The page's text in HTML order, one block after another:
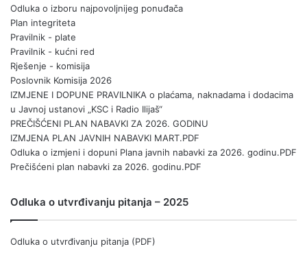
Odluka o izboru najpovoljnijeg ponuđača
Plan integriteta
Pravilnik - plate
Pravilnik - kućni red
Rješenje - komisija
Poslovnik Komisija 2026
IZMJENE I DOPUNE PRAVILNIKA o plaćama, naknadama i dodacima
u Javnoj ustanovi „KSC i Radio Ilijaš“
PREČIŠĆENI PLAN NABAVKI ZA 2026. GODINU
IZMJENA PLAN JAVNIH NABAVKI MART.PDF
Odluka o izmjeni i dopuni Plana javnih nabavki za 2026. godinu.PDF
Prečišćeni plan nabavki za 2026. godinu.PDF
Odluka o utvrđivanju pitanja – 2025
Odluka o utvrđivanju pitanja (PDF)